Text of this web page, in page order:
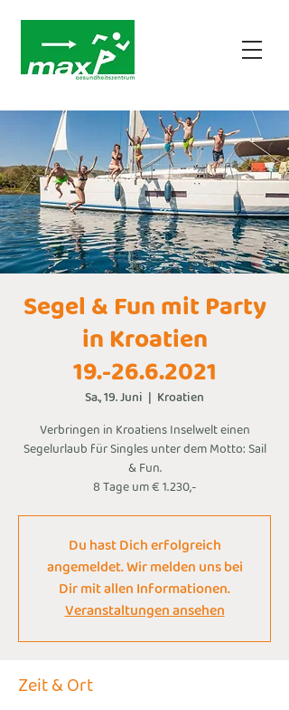
Segel & Fun mit Party
in Kroatien
19.-26.6.2021
Sa., 19. Juni
  |
Kroatien
Verbringen in Kroatiens Inselwelt einen
Segelurlaub für Singles unter dem Motto: Sail
& Fun.
8 Tage um € 1.230,-
Du hast Dich erfolgreich
angemeldet. Wir melden uns bei
Dir mit allen Informationen.
Veranstaltungen ansehen
Zeit & Ort